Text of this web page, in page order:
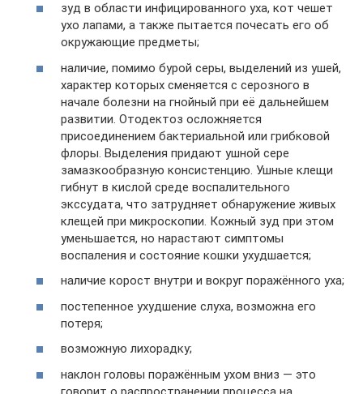
зуд в области инфицированного уха, кот чешет
ухо лапами, а также пытается почесать его об
окружающие предметы;
наличие, помимо бурой серы, выделений из ушей,
характер которых сменяется с серозного в
начале болезни на гнойный при её дальнейшем
развитии. Отодектоз осложняется
присоединением бактериальной или грибковой
флоры. Выделения придают ушной сере
замазкообразную консистенцию. Ушные клещи
гибнут в кислой среде воспалительного
экссудата, что затрудняет обнаружение живых
клещей при микроскопии. Кожный зуд при этом
уменьшается, но нарастают симптомы
воспаления и состояние кошки ухудшается;
наличие корост внутри и вокруг поражённого уха;
постепенное ухудшение слуха, возможна его
потеря;
возможную лихорадку;
наклон головы поражённым ухом вниз — это